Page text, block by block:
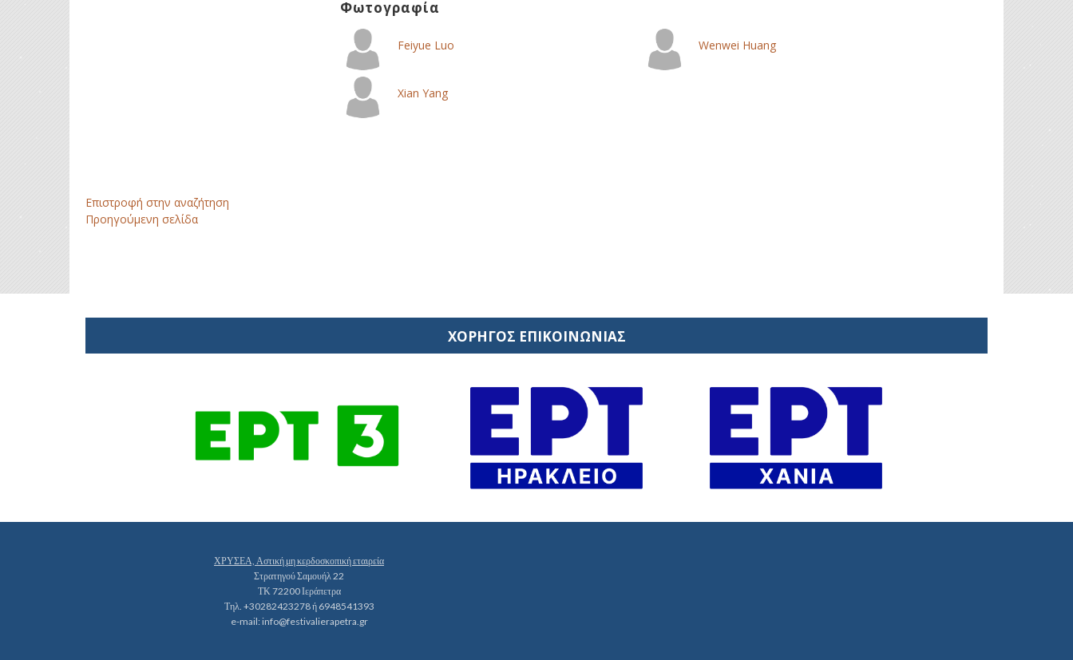
Φωτογραφία
Feiyue Luo Wenwei Huang
Xian Yang
Επιστροφή στην αναζήτηση
Προηγούμενη σελίδα
ΧΟΡΗΓΟΣ ΕΠΙΚΟΙΝΩΝΙΑΣ
ΧΡΥΣΕΑ, Αστική μη κερδοσκοπική εταιρεία
Στρατηγού Σαμουήλ 22
ΤΚ 72200 Ιεράπετρα
Τηλ. +30282423278 ή 6948541393
e-mail:info@festivalierapetra.gr